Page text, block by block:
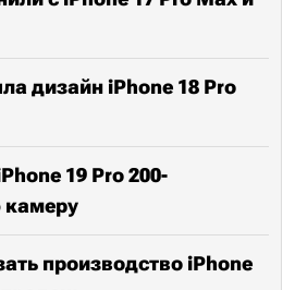
дизайн iPhone 18 Pro
19 Pro 200-
камеру
производство iPhone